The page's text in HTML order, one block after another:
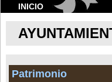
INICIO
Patrimonio